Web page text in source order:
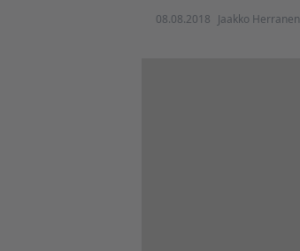
08.08.2018 Jaakko Herranen